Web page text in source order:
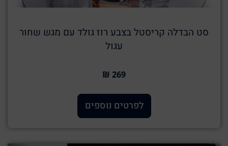
סט הבדלה קריסטל בצבע רוז גולד עם מגש שחור
עגול
269 ₪
לפרטים נוספים